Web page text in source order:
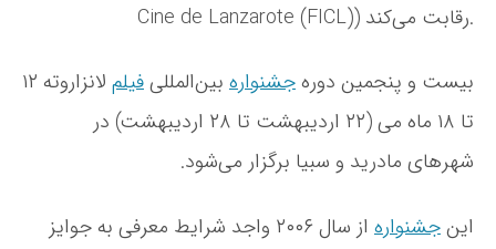
Cine de Lanzarote (FICL)) رقابت می‌کند.
بیست و پنجمین دورهجشنواره بین‌المللیفیلم
لانزاروته ۱۲
تا ١٨ ماه می (٢٢ ارديبهشت تا ٢٨ ارديبهشت) در
شهرهای مادرید و سبیا برگزار می‌شود.
اینجشنواره
از سال ۲۰۰۶ واجد شرایط معرفی به جوایز